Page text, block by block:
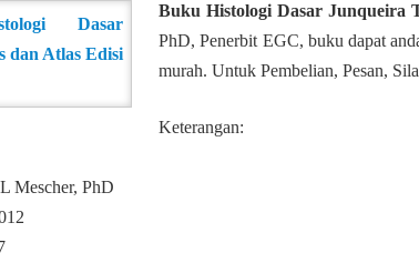
Buku Histologi Dasar Junqueira
PhD, Penerbit EGC, buku dapat
murah. Untuk Pembelian, Pesan,
Keterangan:
Mescher, PhD